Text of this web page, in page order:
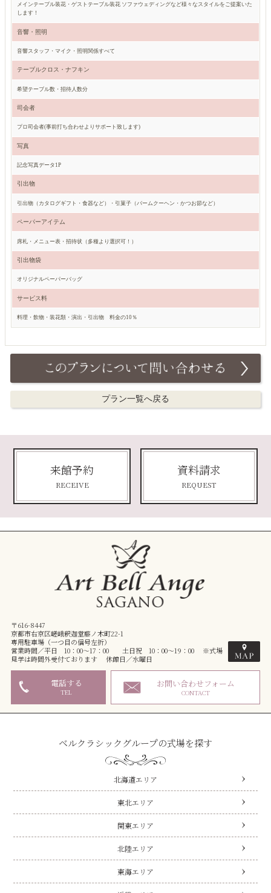
メインテーブル装花・ゲストテーブル装花 ソファウェディングなど様々なスタイルをご提案いた
します！
音響・照明
音響スタッフ・マイク・照明関係すべて
テーブルクロス・ナフキン
希望テーブル数・招待人数分
司会者
プロ司会者(事前打ち合わせよりサポート致します)
写真
記念写真データ1P
引出物
引出物（カタログギフト・食器など）・引菓子（バームクーヘン・かつお節など）
ペーパーアイテム
席札・メニュー表・招待状（多種より選択可！）
引出物袋
オリジナルペーパーバッグ
サービス料
料理・飲物・装花類・演出・引出物 料金の10％
プラン一覧へ戻る
来館予約
RECEIVE
資料請求
REQUEST
〒616-8447
京都市右京区嵯峨釈迦堂藤ノ木町22-1
専用駐車場（一つ目の信号左折）
営業時間／平日 10：00～17：00 土日祝 10：00～19：00 ※式場
見学は時間外受付ております 休館日／水曜日
電話する
TEL
お問い合わせフォーム
CONTACT
ベルクラシックグループの式場を探す
北海道エリア
東北エリア
関東エリア
北陸エリア
東海エリア